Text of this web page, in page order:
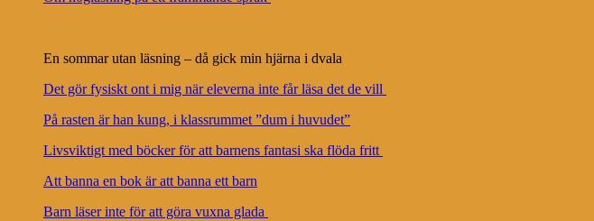
En sommar utan läsning – då gick min hjärna i dvala
Det gör fysiskt ont i mig när eleverna inte får läsa det de vill
På rasten är han kung, i klassrummet ”dum i huvudet”
Livsviktigt med böcker för att barnens fantasi ska flöda fritt
Att banna en bok är att banna ett barn
Barn läser inte för att göra vuxna glada